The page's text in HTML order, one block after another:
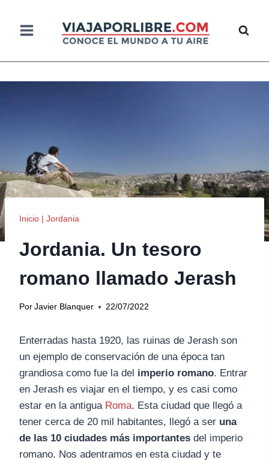
contenido
Inicio | Jordania
Jordania. Un tesoro
romano llamado Jerash
Por Javier Blanquer 22/07/2022
Enterradas hasta 1920, las ruinas de Jerash son
un ejemplo de conservación de una época tan
grandiosa como fue la del imperio romano. Entrar
en Jerash es viajar en el tiempo, y es casi como
estar en la antigua Roma. Esta ciudad que llegó a
tener cerca de 20 mil habitantes, llegó a ser una
de las 10 ciudades más importantes del imperio
romano. Nos adentramos en esta ciudad y te